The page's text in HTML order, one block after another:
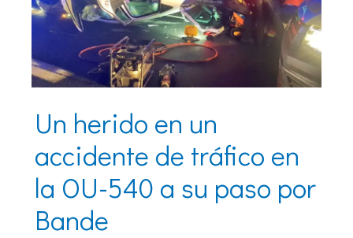
Un herido en un
accidente de tráfico en
la OU-540 a su paso por
Bande